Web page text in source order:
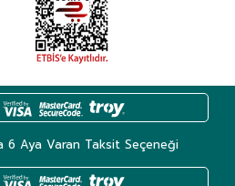
6 Aya Varan Taksit Seçeneği